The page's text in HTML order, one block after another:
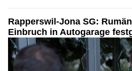
Rapperswil-Jona SG:
Einbruch in Autogarage